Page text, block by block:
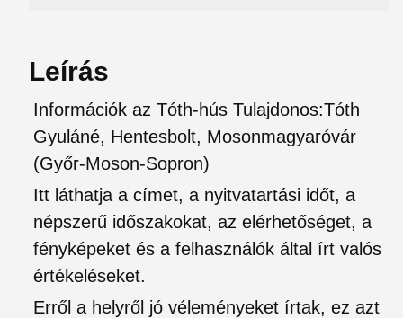
Leírás
Információk az Tóth-hús Tulajdonos:Tóth
Gyuláné, Hentesbolt, Mosonmagyaróvár
(Győr-Moson-Sopron)
Itt láthatja a címet, a nyitvatartási időt, a
népszerű időszakokat, az elérhetőséget, a
fényképeket és a felhasználók által írt valós
értékeléseket.
Erről a helyről jó véleményeket írtak, ez azt